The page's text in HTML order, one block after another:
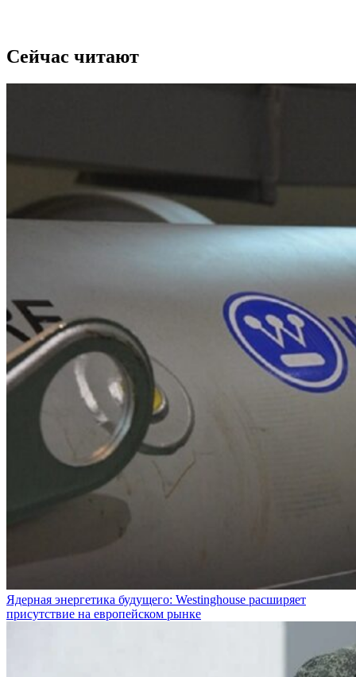
Сейчас читают
Ядерная энергетика будущего: Westinghouse расширяет
присутствие на европейском рынке